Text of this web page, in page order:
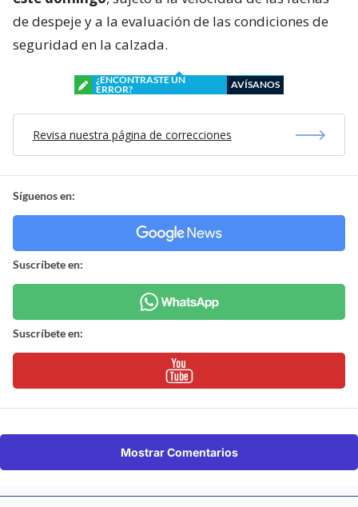
de despeje y a la evaluación de las condiciones de
seguridad en la calzada.
¿ENCONTRASTE UN
ERROR?
AVÍSANOS
Revisa nuestra página de correcciones
Síguenos en:
Suscríbete en:
Suscríbete en:
Mostrar Comentarios